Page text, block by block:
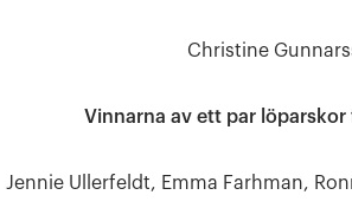
Christine
Vinnarna av ett par
Jennie Ullerfeldt, Emma Farhman,